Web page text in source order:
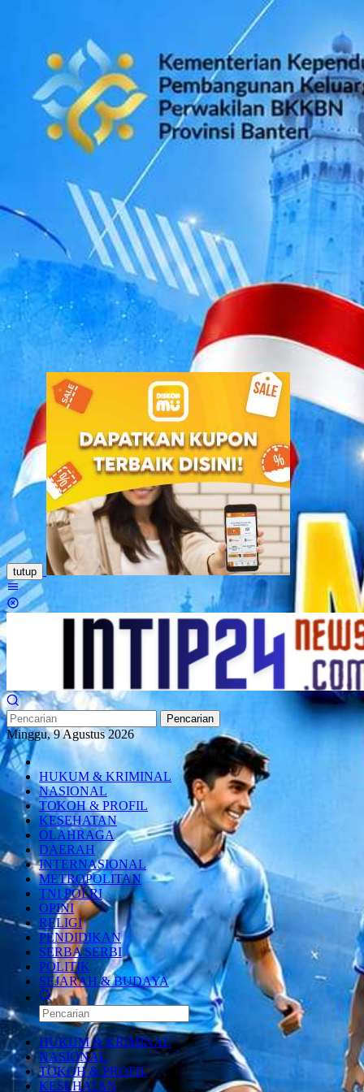
konten
tutup
Menu
Mobile
Pencarian
Minggu, 9 Agustus 2026
HUKUM & KRIMINAL
NASIONAL
TOKOH & PROFIL
KESEHATAN
OLAHRAGA
DAERAH
INTERNASIONAL
METROPOLITAN
TNI POLRI
OPINI
RELIGI
PENDIDIKAN
SERBA SERBI
POLITIK
SEJARAH & BUDAYA
HUKUM & KRIMINAL
NASIONAL
TOKOH & PROFIL
KESEHATAN